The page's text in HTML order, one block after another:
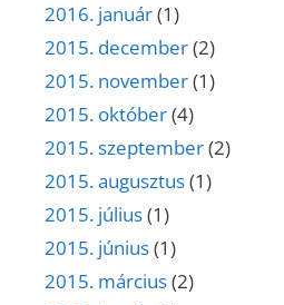
2016. január(1)
2015. december(2)
2015. november(1)
2015. október(4)
2015. szeptember(2)
2015. augusztus(1)
2015. július(1)
2015. június(1)
2015. március(2)